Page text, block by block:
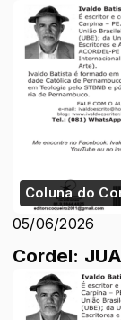
Coluna do
05/06/2026
Cordel: